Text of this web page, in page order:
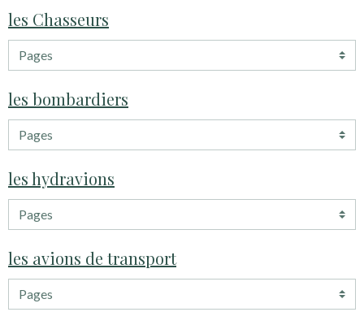
les Chasseurs
les bombardiers
les hydravions
les avions de transport